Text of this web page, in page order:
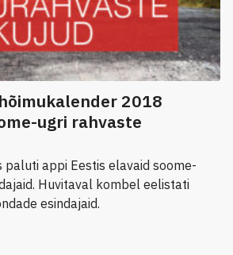
2018
ugri rahvaste
paluti appi Eestis elavaid soome-
Huvitaval kombel eelistati
esindajaid.